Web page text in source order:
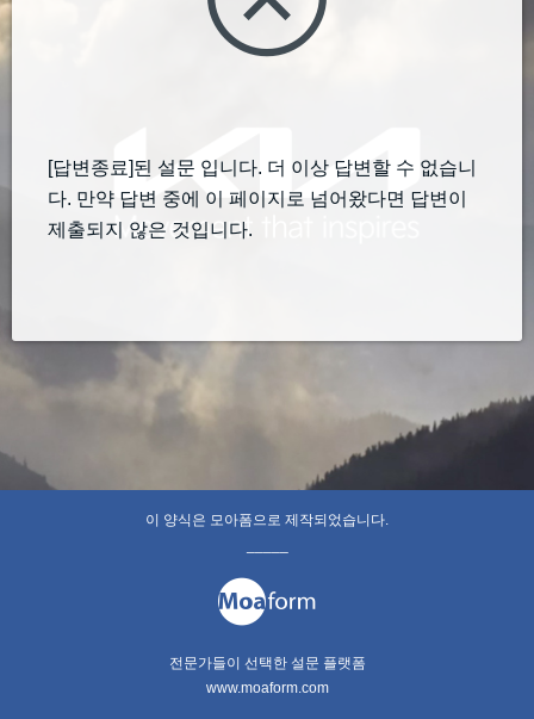
[답변종료]된 설문 입니다. 더 이상 답변할 수 없습니
다. 만약 답변 중에 이 페이지로 넘어왔다면 답변이
제출되지 않은 것입니다.
이 양식은 모아폼으로 제작되었습니다.
전문가들이 선택한 설문 플랫폼
www.moaform.com